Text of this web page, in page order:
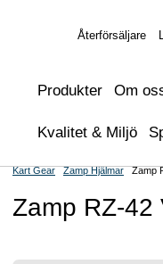
Återförsäljare
Produkter Om
Kvalitet & Miljö
Kart Gear Zamp Hjälmar Zamp
Zamp RZ-42